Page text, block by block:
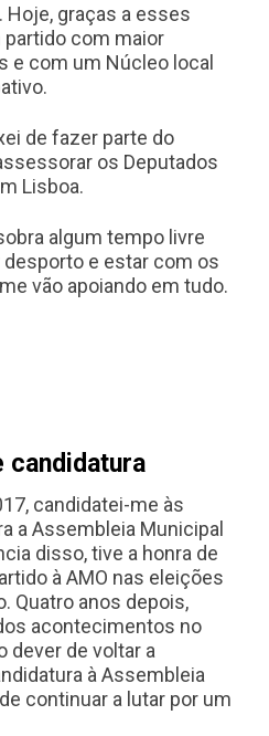
graças a esses
partido com maior
e com um Núcleo local
de fazer parte do
os Deputados
Lisboa.
algum tempo livre
desporto e estar com os
vão apoiando em tudo.
candidatura
candidatei-me às
a Assembleia Municipal
disso, tive a honra de
à AMO nas eleições
Quatro anos depois,
acontecimentos no
dever de voltar a
à Assembleia
continuar a lutar por um